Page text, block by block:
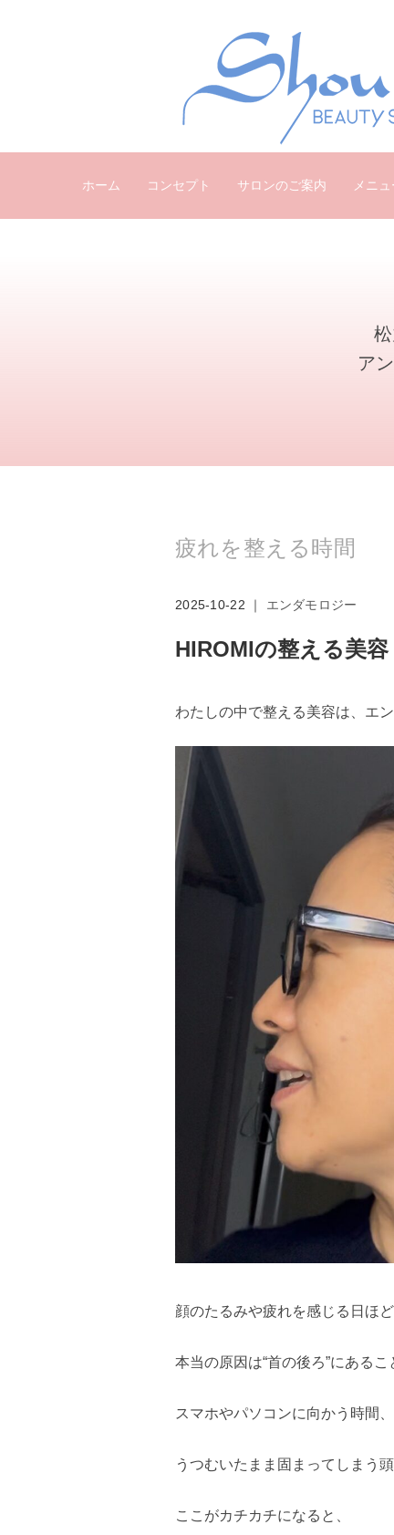
ホーム コンセプト サロンのご案内 メニ
ア
疲れを整える時間
2025-10-22 ｜ エンダモロジー
HIROMIの整える美容
わたしの中で整える美容は、エン
顔のたるみや疲れを感じる日ほど
本当の原因は“首の後ろ”にあるこ
スマホやパソコンに向かう時間、
うつむいたまま固まってしまう
ここがカチカチになると、